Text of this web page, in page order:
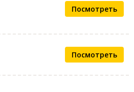
Посмотреть
Посмотреть